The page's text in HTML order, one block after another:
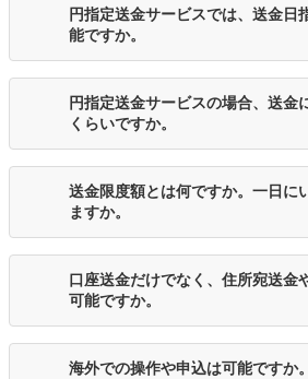
円指定送金サービスでは、送金日
能ですか。
円指定送金サービスの場合、送金
くらいですか。
送金限度額とは何ですか。一日に
ますか。
口座送金だけでなく、住所宛送金
可能ですか。
海外での操作や申込は可能ですか。